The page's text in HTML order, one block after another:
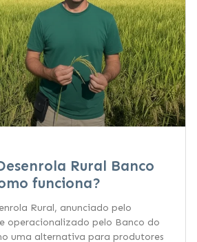
Rural Banco
funciona?
Rural, anunciado pelo
operacionalizado pelo Banco do
uma alternativa para produtores